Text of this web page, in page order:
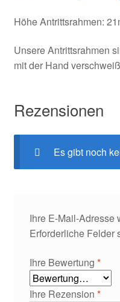
Höhe Antrittsrahmen:
Unsere Antrittsrahmen
mit der Hand
Rezensionen
Es gibt noch
Ihre E-Mail-Adresse
Erforderliche Felder
Ihre Bewertung *
Ihre Rezension *